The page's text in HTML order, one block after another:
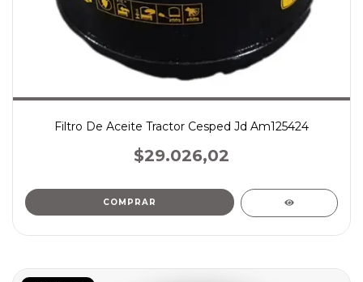
Filtro De Aceite Tractor Cesped Jd Am125424
$29.026,02